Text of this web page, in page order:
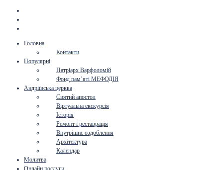
Головна
Контакти
Популярні
Патріарх Варфоломій
Фонд пам’яті МЕФОДІЯ
Андріївська церква
Святий апостол
Віртуальна екскурсія
Історія
Ремонт і реставрація
Внутрішнє оздоблення
Архітектура
Календар
Молитва
Онлайн послуги